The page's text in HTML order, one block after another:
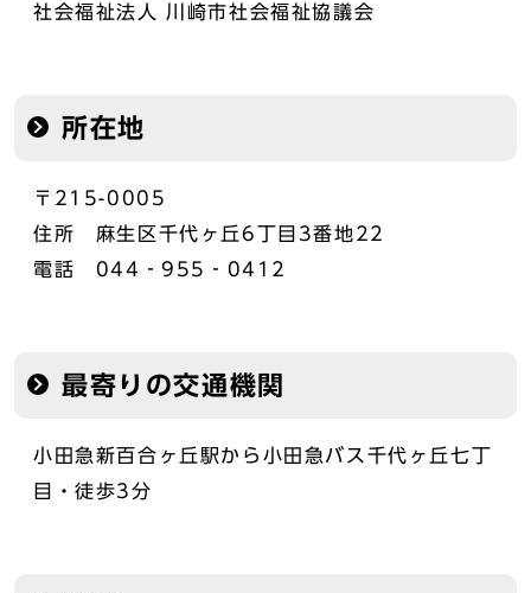
社会福祉法人 川崎市社会福祉協議会
所在地
〒215-0005
住所 麻生区千代ヶ丘6丁目3番地22
電話 044‐955‐0412
最寄りの交通機関
小田急新百合ヶ丘駅から小田急バス千代ヶ丘七丁
目・徒歩3分